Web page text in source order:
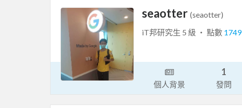
seaotter (seaotter)
iT邦研究生 5 級 ‧ 點數 1749
個人背景
1
發問